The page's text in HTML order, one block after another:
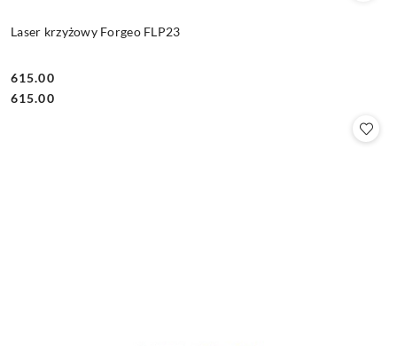
Laser krzyżowy Forgeo FLP23
Cena:
615.00
Cena:
615.00